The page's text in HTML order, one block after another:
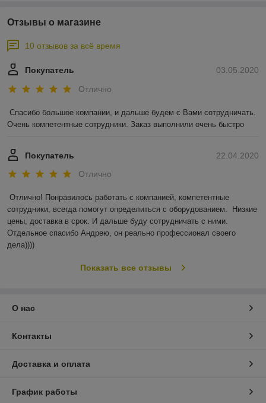
Отзывы о магазине
10 отзывов за всё время
03.05.2020
Покупатель
Отлично
Спасибо большое компании, и дальше будем с Вами сотрудничать.
Очень компетентные сотрудники. Заказ выполнили очень быстро
22.04.2020
Покупатель
Отлично
Отлично! Понравилось работать с компанией, компетентные
сотрудники, всегда помогут определиться с оборудованием.  Низкие
цены, доставка в срок. И дальше буду сотрудничать с ними.
Отдельное спасибо Андрею, он реально профессионал своего
дела))))
Показать все отзывы
О нас
Контакты
Доставка и оплата
График работы